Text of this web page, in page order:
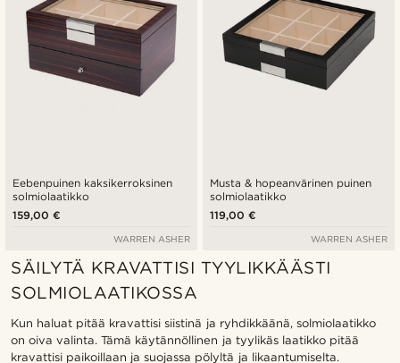
Eebenpuinen kaksikerroksinen
solmiolaatikko
159,00 €
WARREN ASHER
Musta & hopeanvärinen puinen
solmiolaatikko
119,00 €
WARREN ASHER
SÄILYTÄ KRAVATTISI TYYLIKKÄÄSTI
SOLMIOLAATIKOSSA
Kun haluat pitää kravattisi siistinä ja ryhdikkäänä, solmiolaatikko
on oiva valinta. Tämä käytännöllinen ja tyylikäs laatikko pitää
kravattisi paikoillaan ja suojassa pölyltä ja likaantumiselta.